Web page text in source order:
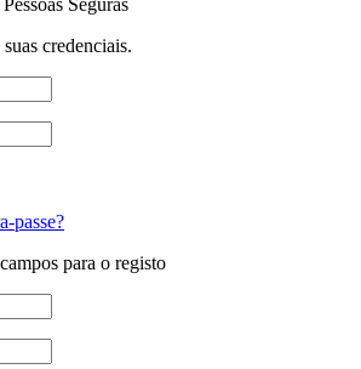
Seguras
credenciais.
passe?
para o registo